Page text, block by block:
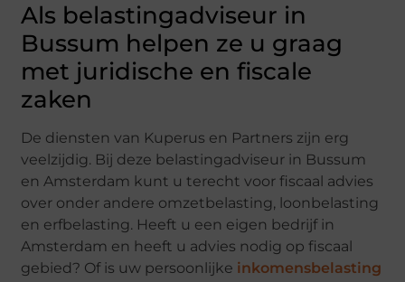
Als belastingadviseur in
Bussum helpen ze u graag
met juridische en fiscale
zaken
De diensten van Kuperus en Partners zijn erg
veelzijdig. Bij deze belastingadviseur in Bussum
en Amsterdam kunt u terecht voor fiscaal advies
over onder andere omzetbelasting, loonbelasting
en erfbelasting. Heeft u een eigen bedrijf in
Amsterdam en heeft u advies nodig op fiscaal
gebied? Of is uw persoonlijke inkomensbelasting